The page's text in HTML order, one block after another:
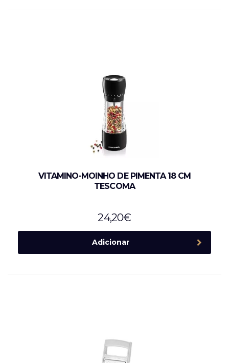
VITAMINO-MOINHO DE PIMENTA 18 CM
TESCOMA
24,20€
Adicionar